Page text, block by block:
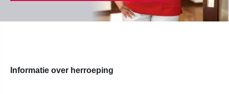
Informatie over herroeping